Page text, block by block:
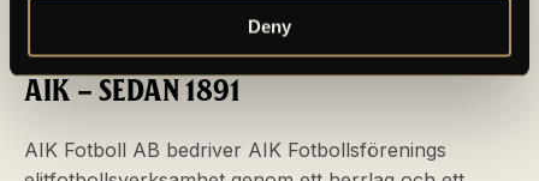
Deny
AIK – SEDAN 1891
AIK Fotboll AB bedriver AIK Fotbollsförenings